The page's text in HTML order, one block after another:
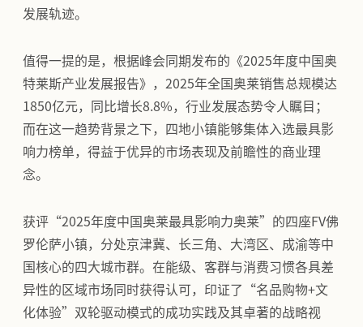
发展轨迹。
值得一提的是，根据峰会同期发布的《2025年度中国奥
特莱斯产业发展报告》，2025年全国奥莱销售总规模达
1850亿元，同比增长8.8%，行业发展态势令人瞩目；
而在这一趋势背景之下，四地小镇能够集体入选最具影
响力榜单，得益于优异的市场表现及前瞻性的商业理
念。
获评“2025年度中国奥莱最具影响力奥莱”的四座FV佛
罗伦萨小镇，分处京津冀、长三角、大湾区、成渝等中
国核心的四大城市群。在能级、客群与消费习惯各具差
异性的区域市场同时获得认可，印证了“名品购物+文
化体验”双轮驱动模式的成功实践及其卓著的战略视